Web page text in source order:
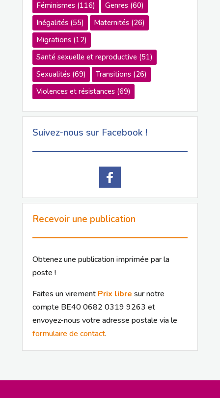
Féminismes(116) Genres(60)
Inégalités(55) Maternités(26)
Migrations(12)
Santé sexuelle et reproductive(51)
Sexualités(69) Transitions(26)
Violences et résistances(69)
Suivez-nous sur Facebook !
Recevoir une publication
Obtenez une publication imprimée par la
poste !
Faites un virement Prix libre sur notre
compte BE40 0682 0319 9263 et
envoyez-nous votre adresse postale via le
formulaire de contact.